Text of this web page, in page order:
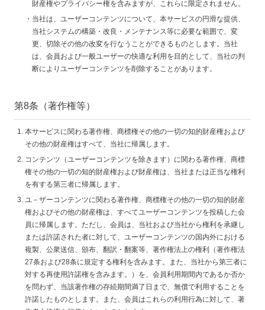
財産権やプライバシー権を含みますが、これらに限定されません。
当社は、ユーザーコンテンツについて、本サービスの円滑な提供、
当社システムの構築・改良・メンテナンス等に必要な範囲で、変
更、切除その他の改変を行なうことができるものとします。当社
は、会員および一般ユーザーの快適な利用を目的として、当社の判
断によりユーザーコンテンツを削除することがあります。
第8条（著作権等）
本サービスに関わる著作権、商標権その他の一切の知的財産権および
その他の財産権はすべて、当社に帰属します。
コンテンツ（ユーザーコンテンツを除きます）に関わる著作権、商標
権その他の一切の知的財産権および財産権は、当社または正当な権利
を有する第三者に帰属します。
ユ－ザーコンテンツに関わる著作権、商標権その他の一切の知的財産
権およびその他の財産権は、すべてユーザーコンテンツを投稿した会
員に帰属します。ただし、会員は、当社および当社から権利を承継し
または許諾された者に対して、ユーザーコンテンツの国内外における
複製、公衆送信、頒布、翻訳・翻案等、著作権法上の権利（著作権法
27条および28条に規定する権利を含みます。また、当社から第三者に
対する再使用許諾権を含みます。）を、会員利用期間内であるか否か
を問わず、当該著作権の存続期間満了日まで、無償で利用することを
許諾したものとします。また、会員はこれらの利用行為に対して、著